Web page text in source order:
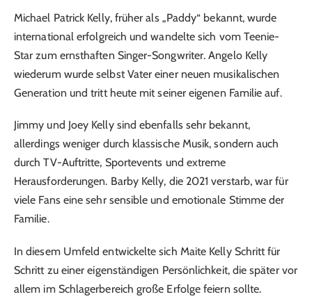
Michael Patrick Kelly, früher als „Paddy“ bekannt, wurde
international erfolgreich und wandelte sich vom Teenie-
Star zum ernsthaften Singer-Songwriter. Angelo Kelly
wiederum wurde selbst Vater einer neuen musikalischen
Generation und tritt heute mit seiner eigenen Familie auf.
Jimmy und Joey Kelly sind ebenfalls sehr bekannt,
allerdings weniger durch klassische Musik, sondern auch
durch TV-Auftritte, Sportevents und extreme
Herausforderungen. Barby Kelly, die 2021 verstarb, war für
viele Fans eine sehr sensible und emotionale Stimme der
Familie.
In diesem Umfeld entwickelte sich Maite Kelly Schritt für
Schritt zu einer eigenständigen Persönlichkeit, die später vor
allem im Schlagerbereich große Erfolge feiern sollte.